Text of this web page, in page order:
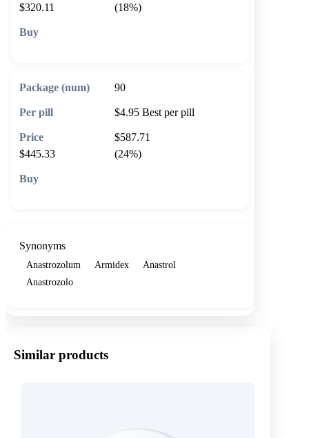
$320.11
(18%)
90
$4.95 Best per pill
$587.71
$445.33
(24%)
Synonyms
Anastrozolum Armidex
Anastrol
Anastrozolo
Similar products